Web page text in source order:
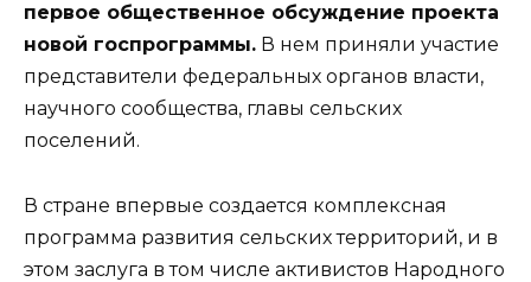
первое общественное обсуждение проекта
новой госпрограммы. В нем приняли участие
представители федеральных органов власти,
научного сообщества, главы сельских
поселений.
В стране впервые создается комплексная
программа развития сельских территорий, и в
этом заслуга в том числе активистов Народного